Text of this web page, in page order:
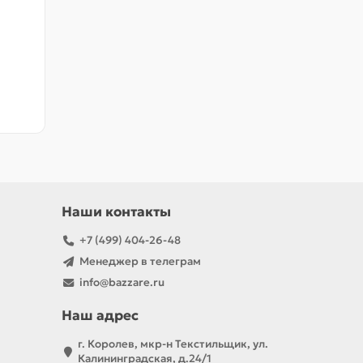
Наши контакты
+7 (499) 404-26-48
Менеджер в телеграм
info@bazzare.ru
Наш адрес
г. Королев, мкр-н Текстильщик, ул.
Калининградская, д.24/1